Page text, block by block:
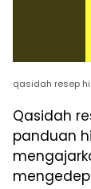
qasidah resep
Qasidah
panduan